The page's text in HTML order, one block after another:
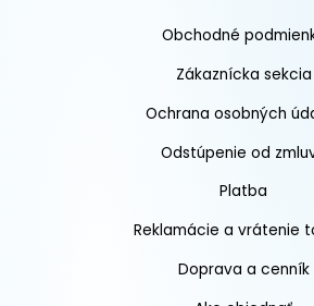
Obchodné
Zákaznícka sekcia
Ochrana osobných
Odstúpenie od
Platba
Reklamácie a vrátenie
Doprava a cenník